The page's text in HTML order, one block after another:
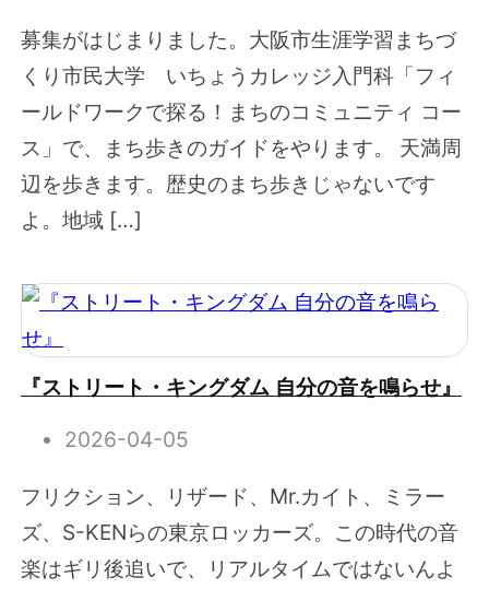
募集がはじまりました。大阪市生涯学習まちづ
くり市民大学 いちょうカレッジ入門科「フィ
ールドワークで探る！まちのコミュニティ コー
ス」で、まち歩きのガイドをやります。 天満周
辺を歩きます。歴史のまち歩きじゃないです
よ。地域 […]
『ストリート・キングダム 自分の音を鳴らせ』
2026-04-05
フリクション、リザード、Mr.カイト、ミラー
ズ、S-KENらの東京ロッカーズ。この時代の音
楽はギリ後追いで、リアルタイムではないんよ